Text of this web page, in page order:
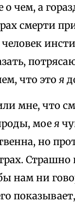
о чем, а
смерти
что это я
мне, что
мое я
но
Страшно
нам ни